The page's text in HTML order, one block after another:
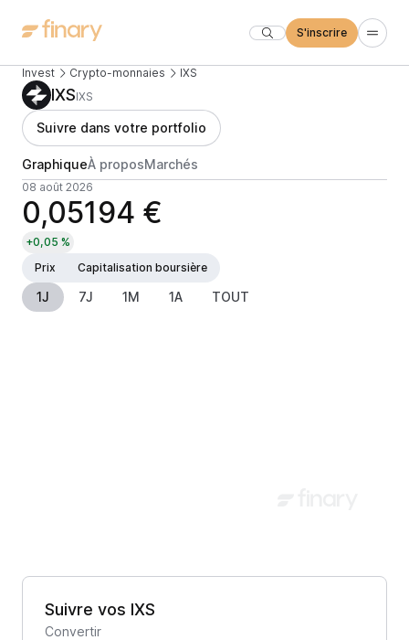
S'inscrire
Invest Crypto-monnaies IXS
IXSIXS
Suivre dans votre portfolio
GraphiqueÀ proposMarchés
08 août 2026
0,05194 €
+0,05 %
Prix
Capitalisation boursière
1J 7J 1M 1A TOUT
Suivre vos IXS
Convertir